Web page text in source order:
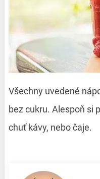
Všechny uvedené
bez cukru. Alespoň si
chuť kávy, nebo čaje.